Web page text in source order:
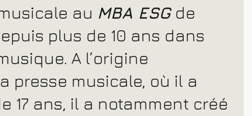
au MBA ESG de
plus de 10 ans dans
A l’origine
presse musicale, où il a
17 ans, il a notamment créé